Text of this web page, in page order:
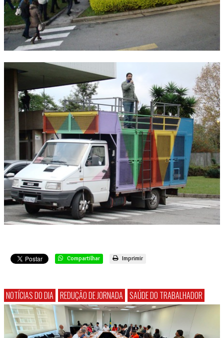
Compartilhar Imprimir
NOTÍCIAS DO DIA REDUÇÃO DE JORNADA SAÚDE DO TRABALHADOR